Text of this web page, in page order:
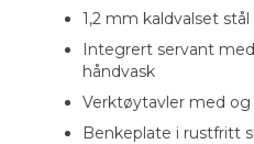
1,2 mm kaldvalset
Integrert servant
håndvask
Verktøytavler med
Benkeplate i rustfritt